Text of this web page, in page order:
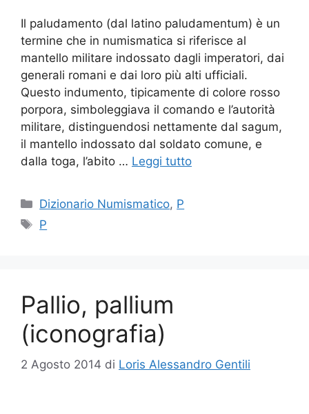
Il paludamento (dal latino paludamentum) è un
termine che in numismatica si riferisce al
mantello militare indossato dagli imperatori, dai
generali romani e dai loro più alti ufficiali.
Questo indumento, tipicamente di colore rosso
porpora, simboleggiava il comando e l’autorità
militare, distinguendosi nettamente dal sagum,
il mantello indossato dal soldato comune, e
dalla toga, l’abito … Leggi tutto
Categorie
Dizionario Numismatico, P
Tag
P
Pallio, pallium
(iconografia)
2 Agosto 2014 di Loris Alessandro Gentili